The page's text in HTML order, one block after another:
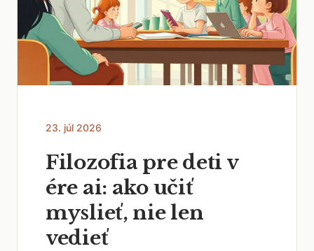
23. júl 2026
Filozofia pre deti v
ére ai: ako učiť
myslieť, nie len
vedieť